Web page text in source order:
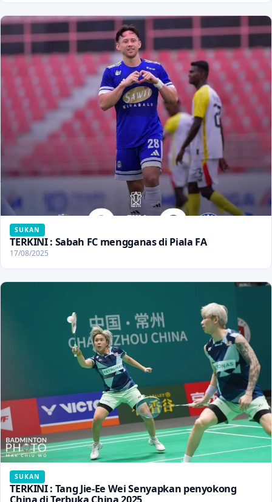
SUKAN
TERKINI : Sabah FC mengganas di Piala FA
17/08/2025
SUKAN
TERKINI : Tang Jie-Ee Wei Senyapkan penyokong